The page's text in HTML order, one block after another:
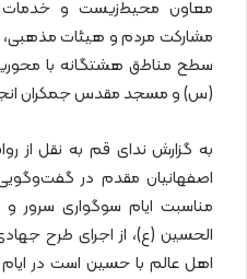
معاون محیط‌زیست و
مشارکت مردم و هیئات
سطح مناطق هشتگانه با
(س) و مسجد مقدس جمکران
به گزارش ندای قم به نقل از
اصفهانیان مقدم در
مناسبت ایام سوگواری سرور و
الحسین (ع)، از اجرای طرح
اهل عالم با حسین است در